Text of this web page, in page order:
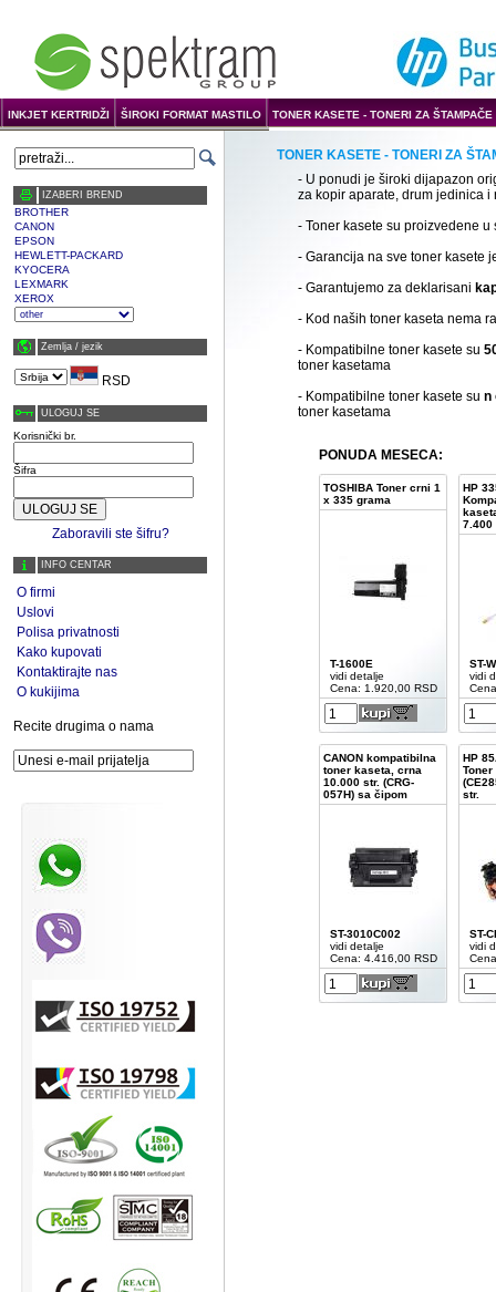
INKJET KERTRIDŽI ŠIROKI FORMAT MASTILO TONER KASETE - TONERI ZA
IZABERI BREND
BROTHER
CANON
EPSON
HEWLETT-PACKARD
KYOCERA
LEXMARK
XEROX
Zemlja / јezik
RSD
ULOGUJ SE
Korisnički br.
Šifra
Zaboravili ste šifru?
INFO CENTAR
O firmi
Uslovi
Polisa privatnosti
Kako kupovati
Kontaktirajte nas
O kukijima
Recite drugima o nama
TONER KASETE - TONERI ZA
- U ponudi je široki dijapazon
za kopir aparate, drum jedinica i
- Toner kasete su proizvedene
- Garancija na sve toner kasete
- Garantujemo za deklarisani
- Kod naših toner kaseta nema
- Kompatibilne toner kasete su
toner kasetama
- Kompatibilne toner kasete su n
toner kasetama
PONUDA MESECA:
TOSHIBA Toner crni 1
x 335 grama
T-1600E
vidi detalje
Cena: 1.920,00 RSD
HP
7.400
ST-
vidi
CANON kompatibilna
toner kaseta, crna
10.000 str. (CRG-
057H) sa čipom
ST-3010C002
vidi detalje
Cena: 4.416,00 RSD
HP
str.
ST-
vidi